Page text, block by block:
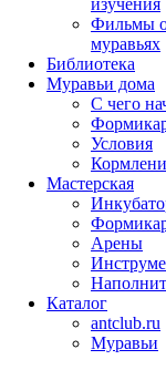
изучения
Фильмы
муравьях
Библиотека
Муравьи дома
С чего
Условия
Мастерская
Арены
Каталог
antclub.ru
Муравьи